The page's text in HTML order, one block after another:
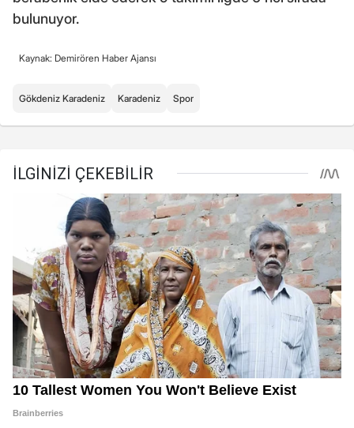
bulunuyor.
Kaynak: Demirören Haber Ajansı
Gökdeniz Karadeniz Karadeniz Spor